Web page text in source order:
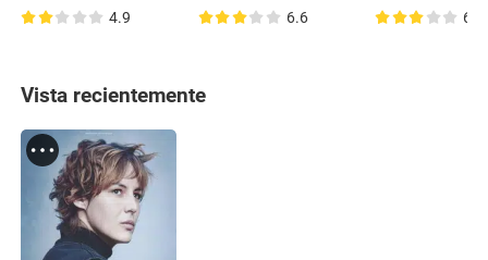
4.9 6.6 6.8
Vista recientemente